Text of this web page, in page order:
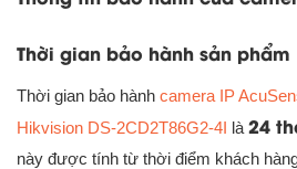
Thời gian bảo hành sản phẩm
Thời gian bảo hành camera IP
Hikvision DS-2CD2T86G2-4I là 24
này được tính từ thời điểm khách